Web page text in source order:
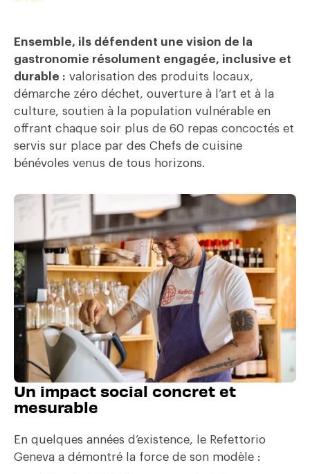
Ensemble, ils défendent une vision de la
gastronomie résolument engagée, inclusive et
durable : valorisation des produits locaux,
démarche zéro déchet, ouverture à l’art et à la
culture, soutien à la population vulnérable en
offrant chaque soir plus de 60 repas concoctés et
servis sur place par des Chefs de cuisine
bénévoles venus de tous horizons.
Un impact social concret et
mesurable
En quelques années d’existence, le Refettorio
Geneva a démontré la force de son modèle :